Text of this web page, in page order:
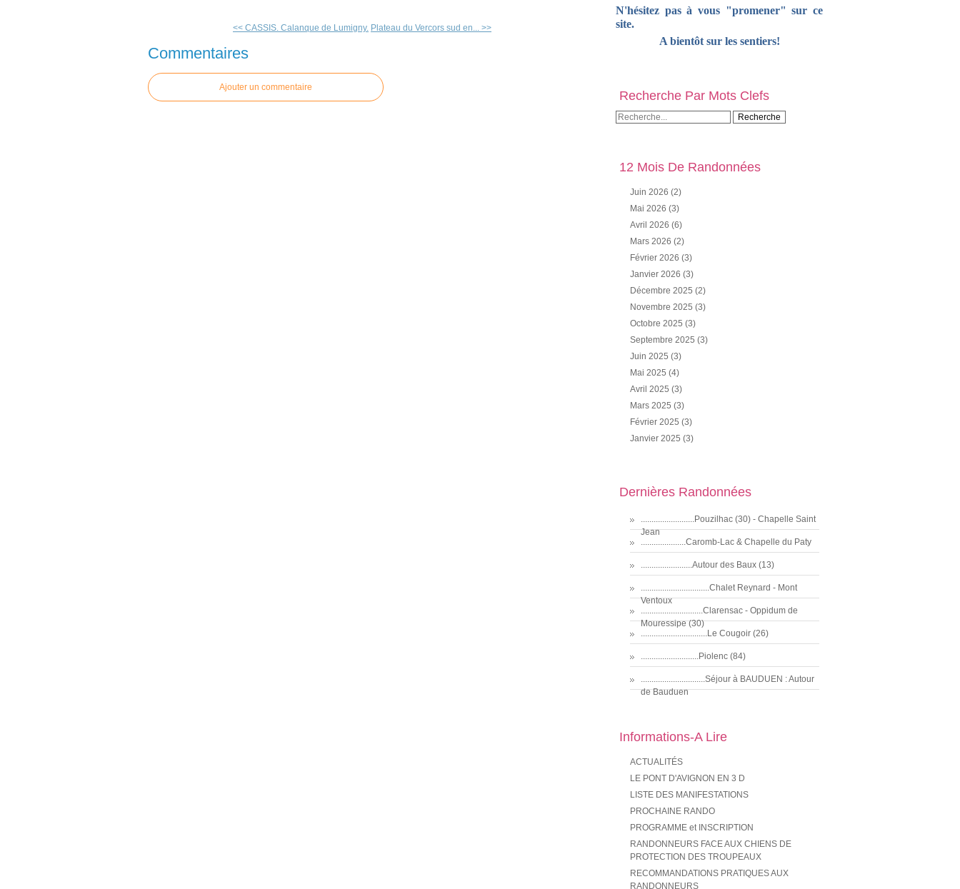
<< CASSIS. Calanque de Lumigny. Plateau du Vercors sud en... >>
Commentaires
Ajouter un commentaire
N'hésitez pas à vous "promener" sur ce
site.
A bientôt sur les sentiers!
Recherche Par Mots Clefs
12 Mois De Randonnées
Juin 2026 (2)
Mai 2026 (3)
Avril 2026 (6)
Mars 2026 (2)
Février 2026 (3)
Janvier 2026 (3)
Décembre 2025 (2)
Novembre 2025 (3)
Octobre 2025 (3)
Septembre 2025 (3)
Juin 2025 (3)
Mai 2025 (4)
Avril 2025 (3)
Mars 2025 (3)
Février 2025 (3)
Janvier 2025 (3)
Dernières Randonnées
.........................Pouzilhac (30) - Chapelle Saint
Jean
.....................Caromb-Lac & Chapelle du Paty
........................Autour des Baux (13)
................................Chalet Reynard - Mont
Ventoux
.............................Clarensac - Oppidum de
Mouressipe (30)
...............................Le Cougoir (26)
...........................Piolenc (84)
..............................Séjour à BAUDUEN : Autour
de Bauduen
Informations-A Lire
ACTUALITÉS
LE PONT D'AVIGNON EN 3 D
LISTE DES MANIFESTATIONS
PROCHAINE RANDO
PROGRAMME et INSCRIPTION
RANDONNEURS FACE AUX CHIENS DE
PROTECTION DES TROUPEAUX
RECOMMANDATIONS PRATIQUES AUX
RANDONNEURS